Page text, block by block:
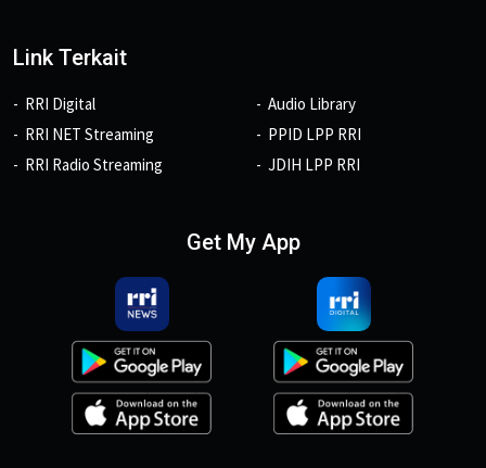
Link Terkait
RRI Digital
RRI NET Streaming
RRI Radio Streaming
Audio Library
PPID LPP RRI
JDIH LPP RRI
Get My App